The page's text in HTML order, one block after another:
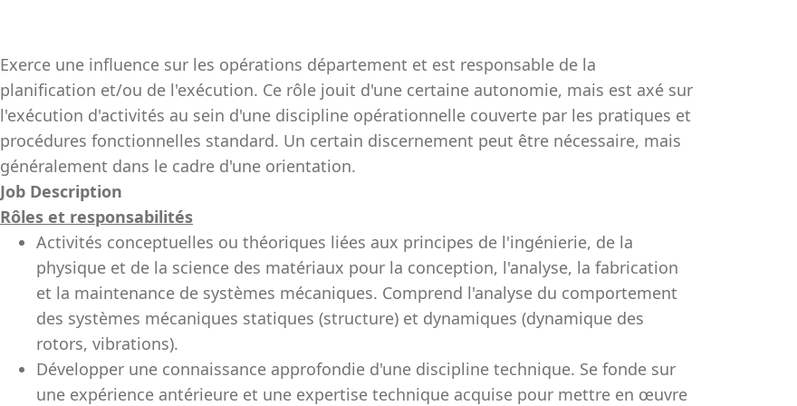
Exerce une influence sur les opérations département et est responsable de la
planification et/ou de l'exécution. Ce rôle jouit d'une certaine autonomie, mais est axé sur
l'exécution d'activités au sein d'une discipline opérationnelle couverte par les pratiques et
procédures fonctionnelles standard. Un certain discernement peut être nécessaire, mais
généralement dans le cadre d'une orientation.
Job Description
Rôles et responsabilités
Activités conceptuelles ou théoriques liées aux principes de l'ingénierie, de la
physique et de la science des matériaux pour la conception, l'analyse, la fabrication
et la maintenance de systèmes mécaniques. Comprend l'analyse du comportement
des systèmes mécaniques statiques (structure) et dynamiques (dynamique des
rotors, vibrations).
Développer une connaissance approfondie d'une discipline technique. Se fonde sur
une expérience antérieure et une expertise technique acquise pour mettre en œuvre